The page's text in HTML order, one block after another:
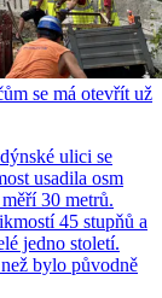
se má otevřít už
ulici se
usadila osm
30 metrů.
45 stupňů a
jedno století.
bylo původně